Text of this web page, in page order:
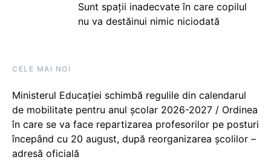
Sunt spații inadecvate în care copilul
nu va destăinui nimic niciodată
CELE MAI NOI
Ministerul Educației schimbă regulile din calendarul
de mobilitate pentru anul școlar 2026-2027 / Ordinea
în care se va face repartizarea profesorilor pe posturi
începând cu 20 august, după reorganizarea școlilor –
adresă oficială